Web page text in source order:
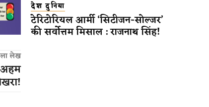
लेख
अहम
देश दुनिया
टेरिटोरियल आर्मी ‘सिटीजन-सोल्जर’
की सर्वोत्तम मिसाल : राजनाथ सिंह!